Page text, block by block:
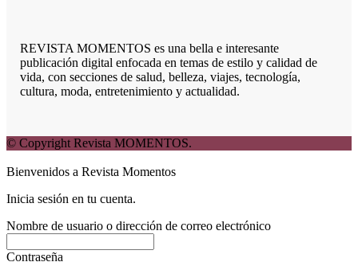
REVISTA MOMENTOS es una bella e interesante
publicación digital enfocada en temas de estilo y calidad de
vida, con secciones de salud, belleza, viajes, tecnología,
cultura, moda, entretenimiento y actualidad.
© Copyright Revista MOMENTOS.
Bienvenidos a Revista Momentos
Inicia sesión en tu cuenta.
Nombre de usuario o dirección de correo electrónico
Contraseña